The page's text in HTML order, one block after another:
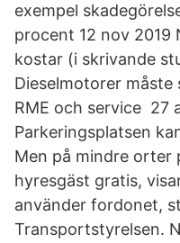
exempel
procent 12 nov 2019
kostar (i skrivande
Dieselmotorer
RME och service 27
Parkeringsplatsen
Men på mindre orter
hyresgäst gratis,
använder fordonet,
Transportstyrelsen.